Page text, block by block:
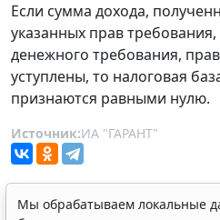
Если сумма дохода,
указанных прав
денежного требования,
уступлены, то налоговая
признаются равными нулю.
Источник:ИА "ГАРАНТ"
Мы обрабатываем локальные